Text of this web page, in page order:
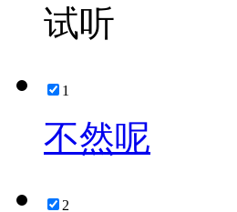
试听
1
不然呢
2